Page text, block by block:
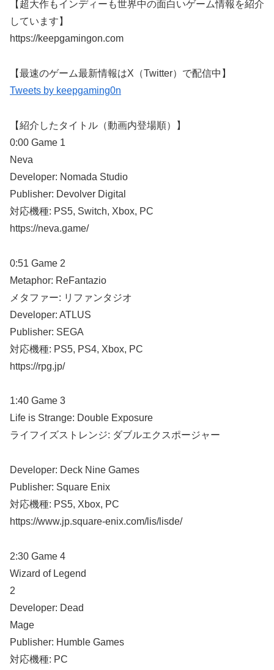
【超大作もインディーも世界中の面白いゲーム情報を紹介
しています】
https://keepgamingon.com
【最速のゲーム最新情報はX（Twitter）で配信中】
Tweets by keepgaming0n
【紹介したタイトル（動画内登場順）】
0:00 Game 1
Neva
Developer: Nomada Studio
Publisher: Devolver Digital
対応機種: PS5, Switch, Xbox, PC
https://neva.game/
0:51 Game 2
Metaphor: ReFantazio
メタファー: リファンタジオ
Developer: ATLUS
Publisher: SEGA
対応機種: PS5, PS4, Xbox, PC
https://rpg.jp/
1:40 Game 3
Life is Strange: Double Exposure
ライフイズストレンジ: ダブルエクスポージャー
Developer: Deck Nine Games
Publisher: Square Enix
対応機種: PS5, Xbox, PC
https://www.jp.square-enix.com/lis/lisde/
2:30 Game 4
Wizard of Legend
2
Developer: Dead
Mage
Publisher: Humble Games
対応機種: PC